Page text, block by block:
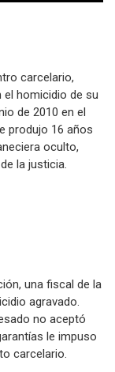
carcelario,
el homicidio de su
de 2010 en el
produjo 16 años
oculto,
la justicia.
una fiscal de la
agravado.
no aceptó
le impuso
carcelario.